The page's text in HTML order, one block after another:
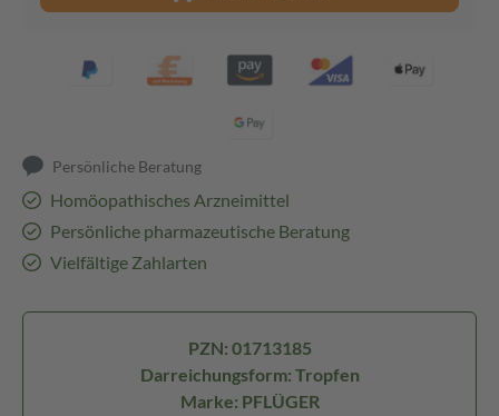
Persönliche Beratung
Homöopathisches Arzneimittel
Persönliche pharmazeutische Beratung
Vielfältige Zahlarten
PZN: 01713185
Darreichungsform: Tropfen
Marke: PFLÜGER